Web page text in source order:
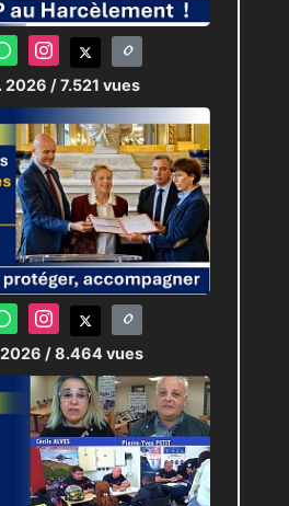
2026 / 7.521 vues
/ 8.464 vues